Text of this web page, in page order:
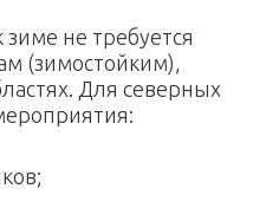
не требуется
(зимостойким),
Для северных